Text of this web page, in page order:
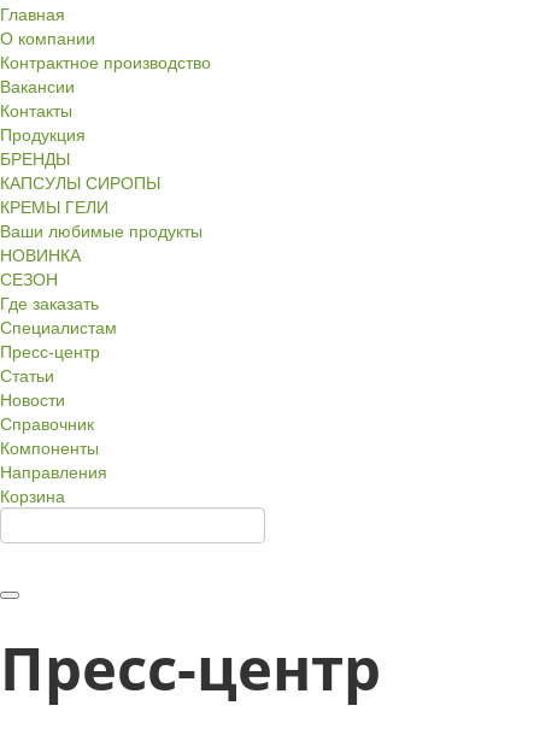
Главная
О компании
Контрактное производство
Вакансии
Контакты
Продукция
БРЕНДЫ
КАПСУЛЫ СИРОПЫ
КРЕМЫ ГЕЛИ
Ваши любимые продукты
НОВИНКА
СЕЗОН
Где заказать
Специалистам
Пресс-центр
Статьи
Новости
Справочник
Компоненты
Направления
Корзина
Пресс-центр